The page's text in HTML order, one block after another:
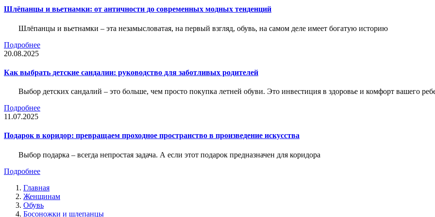
Шлёпанцы и вьетнамки: от античности до современных модных тенденций
Шлёпанцы и вьетнамки – эта незамысловатая, на первый взгляд, обувь, на самом деле имеет богатую историю
Подробнее
20.08.2025
Как выбрать детские сандалии: руководство для заботливых родителей
Выбор детских сандалий – это больше, чем просто покупка летней обуви. Это инвестиция в здоровье и комфорт вашего
Подробнее
11.07.2025
Подарок в коридор: превращаем проходное пространство в произведение искусства
Выбор подарка – всегда непростая задача. А если этот подарок предназначен для коридора
Подробнее
Главная
Женщинам
Обувь
Босоножки и шлепанцы